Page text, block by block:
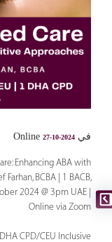
في Online 27-10-2024
Enhancing ABA with
BCBA | 1 BACB,
2024 @ 3pm UAE |
Online via Zoom
CPD/CEU Inclusive*